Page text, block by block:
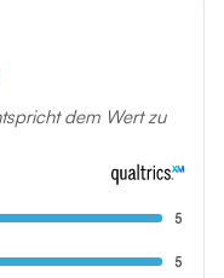
dem Wert zu
5
5